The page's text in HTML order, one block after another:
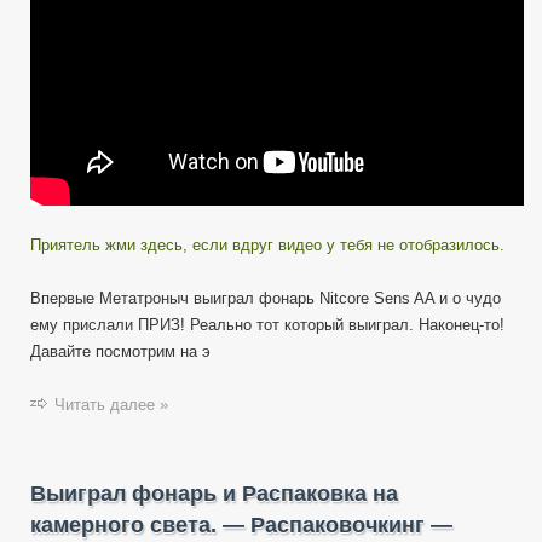
Приятель жми здесь, если вдруг видео у тебя не отобразилось.
Впервые Метатроныч выиграл фонарь Nitcore Sens AA и о чудо
ему прислали ПРИЗ! Реально тот который выиграл. Наконец-то!
Давайте посмотрим на э
Читать далее »
Выиграл фонарь и Распаковка на
камерного света. — Распаковочкинг —